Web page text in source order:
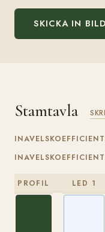
SKICKA IN BILD
Stamtavla
PROFIL LED 1